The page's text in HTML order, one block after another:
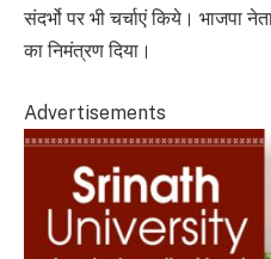
संदर्भो पर भी चर्चाएं किये। भाजपा
का निमंत्रण दिया।
Advertisements